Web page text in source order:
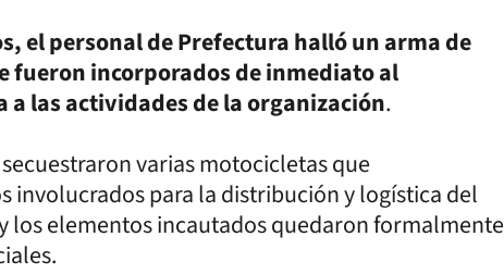
el personal de Prefectura halló un arma de
fueron incorporados de inmediato al
las actividades de la organización.
varias motocicletas que
involucrados para la distribución y logística del
los elementos incautados quedaron formalmente